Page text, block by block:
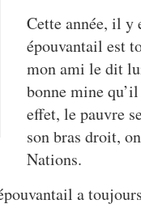
Cette année, il y
épouvantail est
mon ami le dit
bonne mine
effet, le pauvre
son bras droit,
Nations.
a